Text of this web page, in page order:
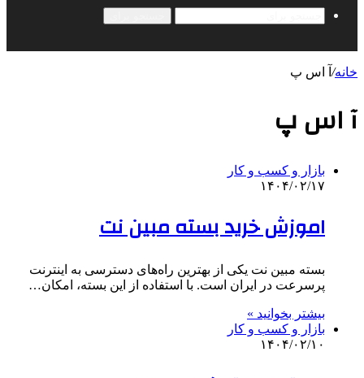
خانه/ آ اس پ
آ اس پ
بازار و کسب و کار
۱۴۰۴/۰۲/۱۷
اموزش خرید بسته مبین نت
بسته مبین نت یکی از بهترین راه‌های دسترسی به اینترنت
پرسرعت در ایران است. با استفاده از این بسته، امکان…
بیشتر بخوانید »
بازار و کسب و کار
۱۴۰۴/۰۲/۱۰